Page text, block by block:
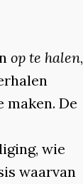
op te halen,
De
wie
waarvan